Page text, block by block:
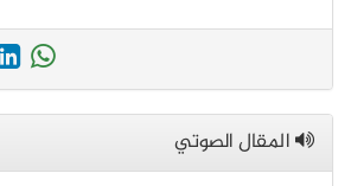
المقال الصوتي